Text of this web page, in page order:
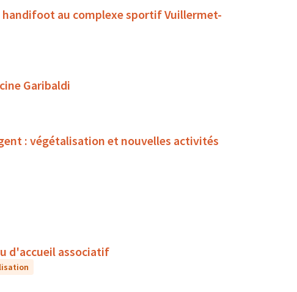
handifoot au complexe sportif Vuillermet-
Garibaldi
: végétalisation et nouvelles activités
d'accueil associatif